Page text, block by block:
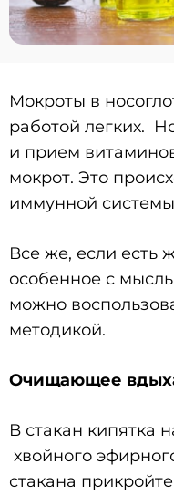
Мокроты в
работой легких.
и прием
мокрот. Это
иммунной
Все же, если есть
особенное с
можно
методикой.
Очищающее
В стакан кипятка
хвойного
стакана